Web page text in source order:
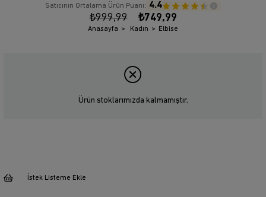
Satıcının Ortalama Ürün Puanı: 4.4
₺999,99 ₺749,99
Anasayfa Kadın Elbise
Ürün stoklarımızda kalmamıştır.
İstek Listeme Ekle